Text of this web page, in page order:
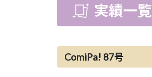
実績一覧
ComiPa! 87号